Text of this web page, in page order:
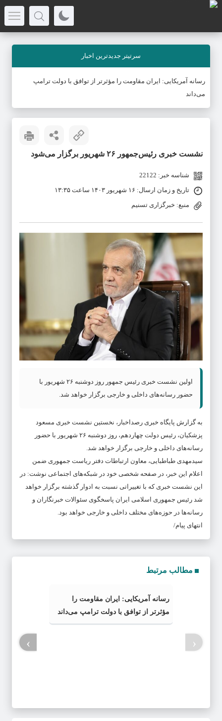
سرتیتر جدیدترین اخبار
رسانه آمریکایی: ایران مقاومت را مؤثرتر از توافق با دولت ترامپ
می‌داند
نشست خبری رئیس‌جمهور ۲۶ شهریور برگزار می‌شود
شناسه خبر: 22122
تاریخ و زمان ارسال: ۱۶ شهریور ۱۴۰۳ ساعت ۱۳:۳۵
منبع: خبرگزاری تسنیم
اولین نشست خبری رئیس جمهور روز دوشنبه ۲۶ شهریور با
حضور رسانه‌های داخلی و خارجی برگزار خواهد شد.
به گزارش پایگاه خبری رصداخبار، نخستین نشست خبری مسعود
پزشکیان، رئیس دولت چهاردهم، روز دوشنبه ۲۶ شهریور با حضور
رسانه‌های داخلی و خارجی برگزار خواهد شد.
سیدمهدی طباطبایی، معاون ارتباطات دفتر ریاست جمهوری ضمن
اعلام این خبر، در صفحه شخصی خود در شبکه‌های اجتماعی نوشت: در
این نشست خبری که با تغییراتی نسبت به ادوار گذشته برگزار خواهد
شد رئیس جمهوری اسلامی ایران پاسخگوی سئوالات خبرنگاران و
رسانه‌ها در حوزه‌های مختلف داخلی و خارجی خواهد بود.
انتهای پیام/
مطالب مرتبط
رسانه آمریکایی: ایران مقاومت را
مؤثرتر از توافق با دولت ترامپ می‌داند
‹
›